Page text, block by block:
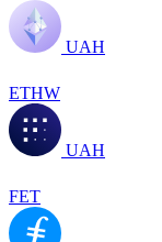
UAH
ETHW
UAH
FET